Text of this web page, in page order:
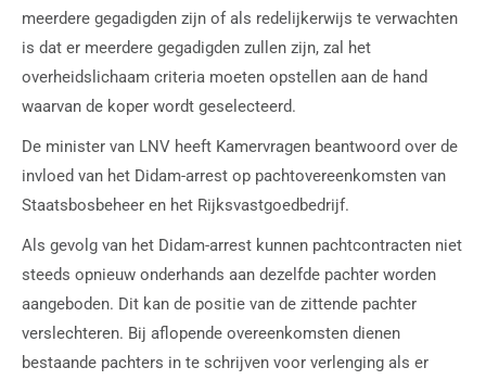
meerdere gegadigden zijn of als redelijkerwijs te verwachten
is dat er meerdere gegadigden zullen zijn, zal het
overheidslichaam criteria moeten opstellen aan de hand
waarvan de koper wordt geselecteerd.
De minister van LNV heeft Kamervragen beantwoord over de
invloed van het Didam-arrest op pachtovereenkomsten van
Staatsbosbeheer en het Rijksvastgoedbedrijf.
Als gevolg van het Didam-arrest kunnen pachtcontracten niet
steeds opnieuw onderhands aan dezelfde pachter worden
aangeboden. Dit kan de positie van de zittende pachter
verslechteren. Bij aflopende overeenkomsten dienen
bestaande pachters in te schrijven voor verlenging als er